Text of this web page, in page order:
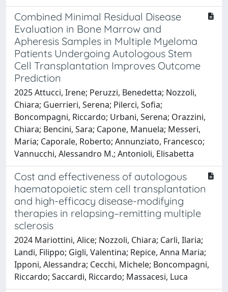
Combined Minimal Residual Disease
Evaluation in Bone Marrow and
Apheresis Samples in Multiple Myeloma
Patients Undergoing Autologous Stem
Cell Transplantation Improves Outcome
Prediction
2025 Attucci, Irene; Peruzzi, Benedetta; Nozzoli,
Chiara; Guerrieri, Serena; Pilerci, Sofia;
Boncompagni, Riccardo; Urbani, Serena; Orazzini,
Chiara; Bencini, Sara; Capone, Manuela; Messeri,
Maria; Caporale, Roberto; Annunziato, Francesco;
Vannucchi, Alessandro M.; Antonioli, Elisabetta
Cost and effectiveness of autologous
haematopoietic stem cell transplantation
and high-efficacy disease-modifying
therapies in relapsing–remitting multiple
sclerosis
2024 Mariottini, Alice; Nozzoli, Chiara; Carli, Ilaria;
Landi, Filippo; Gigli, Valentina; Repice, Anna Maria;
Ipponi, Alessandra; Cecchi, Michele; Boncompagni,
Riccardo; Saccardi, Riccardo; Massacesi, Luca